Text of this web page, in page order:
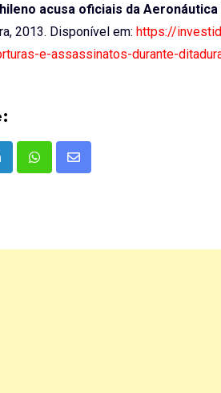
acusa oficiais da
2013. Disponível em: https://
e-assassinatos-durante-
WhatsappShare